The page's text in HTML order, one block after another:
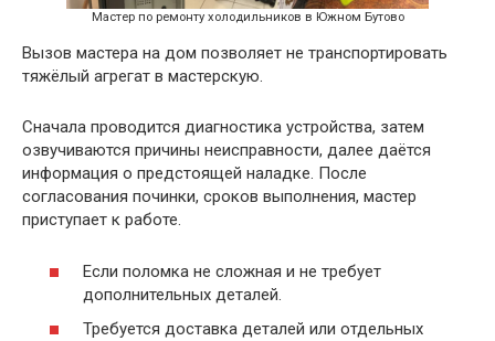
Мастер по ремонту холодильников в Южном Бутово
Вызов мастера на дом позволяет не транспортировать
тяжёлый агрегат в мастерскую.
Сначала проводится диагностика устройства, затем
озвучиваются причины неисправности, далее даётся
информация о предстоящей наладке. После
согласования починки, сроков выполнения, мастер
приступает к работе.
Если поломка не сложная и не требует
дополнительных деталей.
Требуется доставка деталей или отдельных